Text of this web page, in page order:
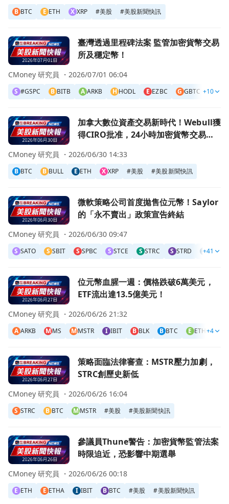
B BTC E ETH X XRP #美股 #美股新聞快訊
前往臺灣透過里程碑法案 監管加密貨幣交易所及穩定幣！頁
臺灣透過里程碑法案 監管加密貨幣交易
所及穩定幣！
S #GSPC B BITB A ARKB H HODL E EZBC G GBTC F
+10
CMoney 研究員 ・2026/07/01 06:04
前往加拿大數位資產交易新時代！Webull獲得CIRO批准，
加拿大數位資產交易新時代！Webull獲
得CIRO批准，24小時加密貨幣交易即
B BTC B BULL E ETH X XRP #美股 #美股新聞快訊
CMoney 研究員 ・2026/06/30 14:33
前往微軟策略公司首度拋售位元幣！Saylor的「永不賣出」
微軟策略公司首度拋售位元幣！Saylor
的「永不賣出」政策宣告終結
S SATO S SBIT S SPBC S STCE S STRC S STRD S STRF
+41
CMoney 研究員 ・2026/06/30 09:47
前往位元幣血腥一週：價格跌破6萬美元，ETF流出達13.5億
位元幣血腥一週：價格跌破6萬美元，
ETF流出達13.5億美元！
A ARKB MMS MMSTR I IBIT B BLK B BTC E ETH F
+4
CMoney 研究員 ・2026/06/26 21:32
前往策略面臨法律審查：MSTR壓力加劇，STRC創歷史新低
策略面臨法律審查：MSTR壓力加劇，
STRC創歷史新低
S STRC B BTC MMSTR #美股 #美股新聞快訊
CMoney 研究員 ・2026/06/26 16:04
前往參議員Thune警告：加密貨幣監管法案時限迫近，恐影
參議員Thune警告：加密貨幣監管法案
時限迫近，恐影響中期選舉
E ETH E ETHA I IBIT B BTC #美股 #美股新聞快訊
CMoney 研究員 ・2026/06/26 00:18